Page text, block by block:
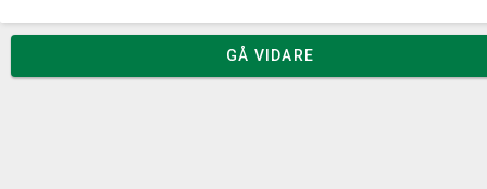
GÅ VIDARE